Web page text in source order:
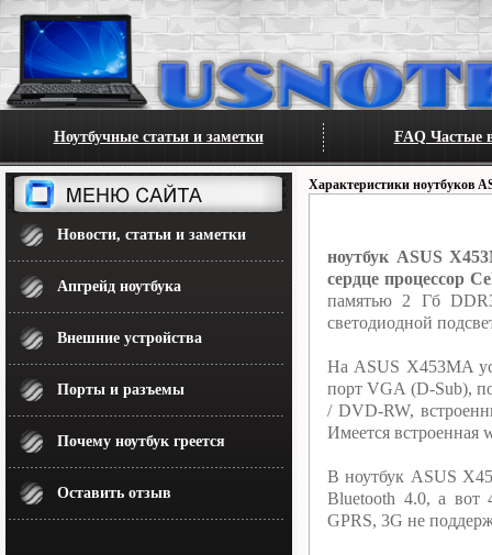
Ноутбучные статьи и заметки FAQ Частые
Новости, статьи и заметки
Апгрейд ноутбука
Внешние устройства
Порты и разъемы
Почему ноутбук греется
Оставить отзыв
Характеристики ноутбуков
ноутбук ASUS
сердце процессор
памятью 2 Гб
светодиодной
На ASUS X453MA
порт VGA (D-Sub),
/ DVD-RW,
Имеется встроенная
В ноутбук ASUS
Bluetooth 4.0, а вот
GPRS, 3G не